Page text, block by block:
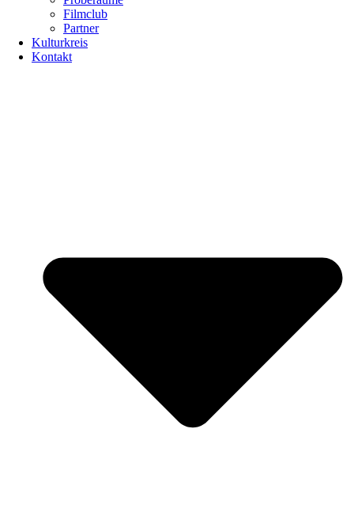
Filmclub
Partner
Kulturkreis
Kontakt